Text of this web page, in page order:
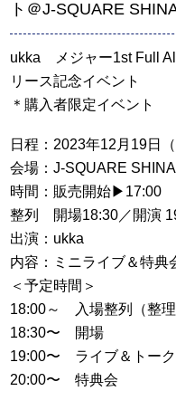
ト＠J-SQUARE
ukka メジャー1st Full
リース記念イベント
＊購入者限定イベント
日程：2023年12月19日（
会場：J-SQUARE
時間：販売開始▶︎17:00
整列 開場18:30／開演
出演：ukka
内容：ミニライブ＆特典
＜予定時間＞
18:00～ 入場整列（整理
18:30〜 開場
19:00〜 ライブ＆トーク
20:00〜 特典会